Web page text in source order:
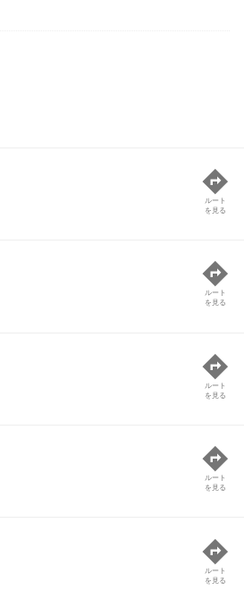
ルート
を見る
ルート
を見る
ルート
を見る
ルート
を見る
ルート
を見る